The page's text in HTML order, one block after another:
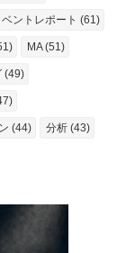
ベントレポート (61)
MA (51)
(49)
(44) 分析 (43)